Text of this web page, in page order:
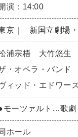
演：14:00
京｜ 新国立劇場
浦宗梧 大竹悠生
・オペラ・バン
ィッド・エドワー
モーツァルト…歌劇
ホール